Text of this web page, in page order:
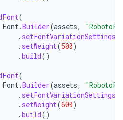
(
Font.Builder(assets,
. setFontVariationSettings
. setWeight(500)
.build()
(
Font.Builder(assets,
. setFontVariationSettings
. setWeight(600)
.build()